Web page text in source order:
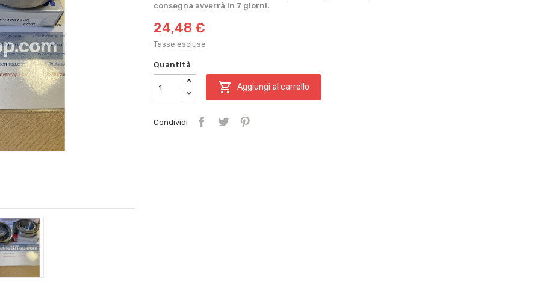
consegna avverrà in 7 giorni.
24,48 €
Tasse escluse
Quantità
 Aggiungi al carrello
Condividi